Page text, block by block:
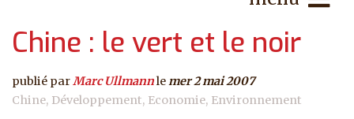
Chine : le vert et le noir
publié parMarc Ullmannlemer 2 mai 2007
Chine Développement Economie Environnement